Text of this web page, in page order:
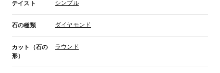
テイスト シンプル
石の種類 ダイヤモンド
カット（石の
形）
ラウンド